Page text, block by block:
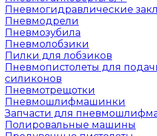
Пневмогидравлические
Пневмодрели
Пневмозубила
Пневмолобзики
Пилки для лобзиков
Пневмопистолеты для
силиконов
Пневмотрещотки
Пневмошлифмашинки
Запчасти для
Полировальные машины